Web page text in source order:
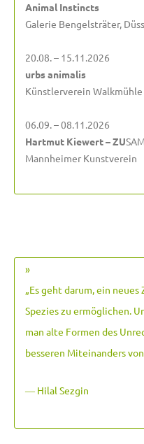
Animal Instincts
Galerie Bengelsträter,
20.08. – 15.11.2026
urbs animalis
Künstlerverein Walkmühle
06.09. – 08.11.2026
Hartmut Kiewert – ZU
Mannheimer Kunstverein
»
„Es geht darum, ein
Spezies zu ermöglichen.
man alte Formen des
besseren Miteinanders
― Hilal Sezgin